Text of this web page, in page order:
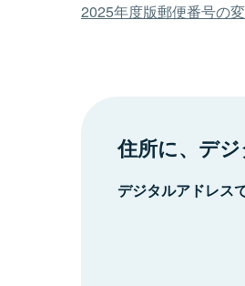
2025年度版郵便番号の
住所に、デジ
デジタルアドレス